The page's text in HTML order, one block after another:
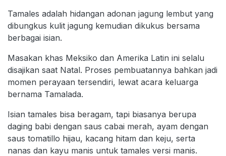
Tamales adalah hidangan adonan jagung lembut yang
dibungkus kulit jagung kemudian dikukus bersama
berbagai isian.
Masakan khas Meksiko dan Amerika Latin ini selalu
disajikan saat Natal. Proses pembuatannya bahkan jadi
momen perayaan tersendiri, lewat acara keluarga
bernama Tamalada.
Isian tamales bisa beragam, tapi biasanya berupa
daging babi dengan saus cabai merah, ayam dengan
saus tomatillo hijau, kacang hitam dan keju, serta
nanas dan kayu manis untuk tamales versi manis.